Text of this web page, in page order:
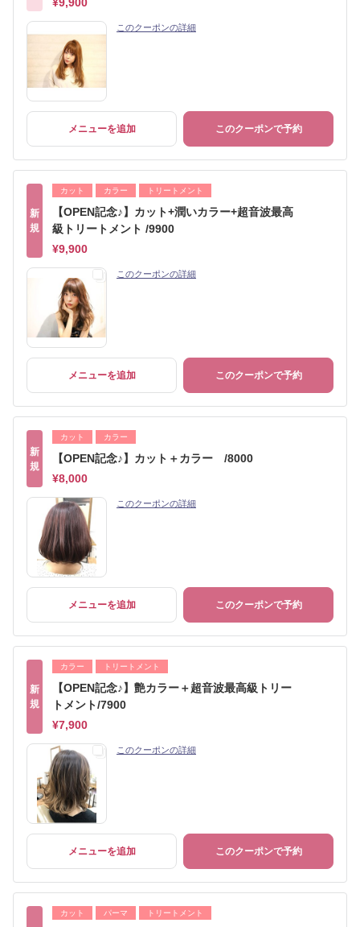
このクーポンの詳細
メニューを追加 このクーポンで予約
新
規
カット カラー トリートメント
【OPEN記念♪】カット+潤いカラー+超音波最高
級トリートメント /9900
¥9,900
このクーポンの詳細
メニューを追加 このクーポンで予約
新
規
カット カラー
【OPEN記念♪】カット＋カラー /8000
¥8,000
このクーポンの詳細
メニューを追加 このクーポンで予約
新
規
カラー トリートメント
【OPEN記念♪】艶カラー＋超音波最高級トリー
トメント/7900
¥7,900
このクーポンの詳細
メニューを追加 このクーポンで予約
カット パーマ トリートメント